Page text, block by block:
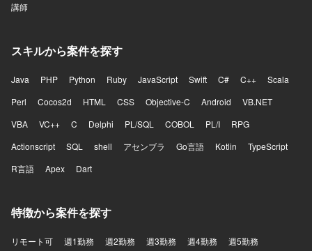
講師
スキルから案件を探す
Java PHP Python Ruby JavaScript Swift C# C++
Scala
Perl
Cocos2d HTML CSS Objective-C Android
VB.NET
VBA
VC++ C Delphi PL/SQL COBOL PL/I
RPG
Actionscript
SQL shell アセンブラ Go言語 Kotlin
TypeScript
R言語
Apex Dart
特徴から案件を探す
リモート可 週1勤務 週2勤務 週3勤務 週4勤務 週5勤務